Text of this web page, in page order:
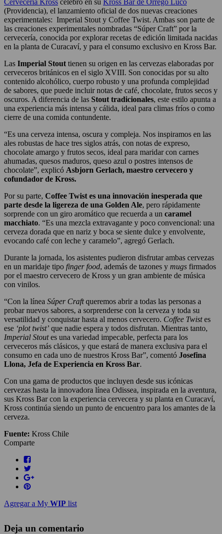
(Providencia), el lanzamiento oficial de dos nuevas creaciones
experimentales: Imperial Stout y Coffee Twist. Ambas son parte de
las creaciones experimentales nombradas “Súper Craft” por la
cervecería, conocida por explorar recetas de edición limitada nacidas
en la planta de Curacaví, y para el consumo exclusivo en Kross Bar.
Las Imperial Stout tienen su origen en las cervezas elaboradas por
cerveceros británicos en el siglo XVIII. Son conocidas por su alto
contenido alcohólico, cuerpo robusto y una profunda complejidad
de sabores, que puede incluir notas de café, chocolate, frutos secos y
oscuros. A diferencia de las Stout tradicionales, este estilo apunta a
una experiencia más intensa y cálida, ideal para climas fríos o como
cierre de una comida contundente.
“Es una cerveza intensa, oscura y compleja. Nos inspiramos en las
ales robustas de hace tres siglos atrás, con notas de expreso,
chocolate amargo y frutos secos, ideal para maridar con carnes
ahumadas, quesos maduros, queso azul o postres intensos de
chocolate”, explicó Asbjorn Gerlach, maestro cervecero y
cofundador de Kross.
Por su parte, Coffee Twist es una innovación inesperada que
parte desde la ligereza de una Golden Ale, pero rápidamente
sorprende con un giro aromático que recuerda a un caramel
macchiato. “Es una mezcla extravagante y poco convencional: una
cerveza dorada que en nariz y boca se siente dulce y envolvente,
evocando café con leche y caramelo”, agregó Gerlach.
Durante la jornada, los asistentes pudieron disfrutar ambas cervezas
en un maridaje tipo finger food, además de tazones y mugs firmados
por el maestro cervecero de Kross y un gran ambiente de música
con vinilos.
“Con la línea Súper Craftqueremos abrir a todas las personas a
probar nuevos sabores, a sorprenderse con la cerveza y toda su
versatilidad y conquistar hasta al menos cervecero. Coffee Twistes
ese ‘plot twist’ que nadie espera y todos disfrutan. Mientras tanto,
Imperial Stoutes una variedad impecable, perfecta para los
cerveceros más clásicos, y que estará de manera exclusiva para el
consumo en cada uno de nuestros Kross Bar”, comentó Josefina
Llona, Jefa de Experiencia en Kross Bar.
Con una gama de productos que incluyen desde sus icónicas
cervezas hasta la innovadora línea Odissea, inspirada en la aventura,
sus Kross Bar con la experiencia cervecera y su planta en Curacaví,
Kross continúa siendo un punto de encuentro para los amantes de la
cerveza.
Fuente: Kross Chile
Comparte
Agregar a My WIP list
Deja un comentario